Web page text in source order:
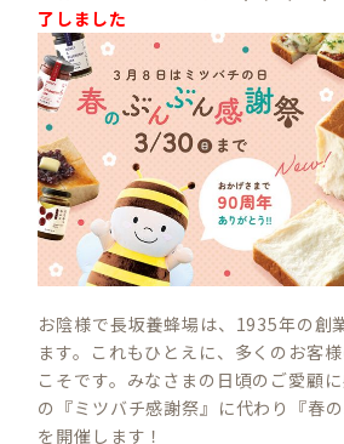
了しました
お陰様で長坂養蜂場は、1935年の創
ます。これもひとえに、多くのお客
こそです。みなさまの日頃のご愛顧
の『ミツバチ感謝祭』に代わり『春
を開催します！